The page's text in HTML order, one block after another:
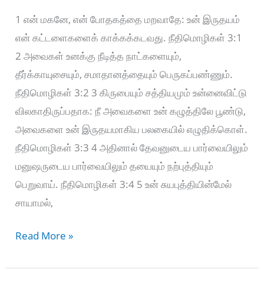
1 என் மகனே, என் போதகத்தை மறவாதே: உன் இருதயம்
என் கட்டளைகளைக் காக்கக்கடவது. நீதிமொழிகள் 3:1
2 அவைகள் உனக்கு நீடித்த நாட்களையும்,
தீர்க்காயுசையும், சமாதானத்தையும் பெருகப்பண்ணும்.
நீதிமொழிகள் 3:2 3 கிருபையும் சத்தியமும் உன்னைவிட்டு
விலகாதிருப்பதாக: நீ அவைகளை உன் கழுத்திலே பூண்டு,
அவைகளை உன் இருதயமாகிய பலகையில் எழுதிக்கொள்.
நீதிமொழிகள் 3:3 4 அதினால் தேவனுடைய பார்வையிலும்
மனுஷருடைய பார்வையிலும் தயையும் நற்புத்தியும்
பெறுவாய். நீதிமொழிகள் 3:4 5 உன் சுயபுத்தியின்மேல்
சாயாமல்,
என்
என்
Read More »